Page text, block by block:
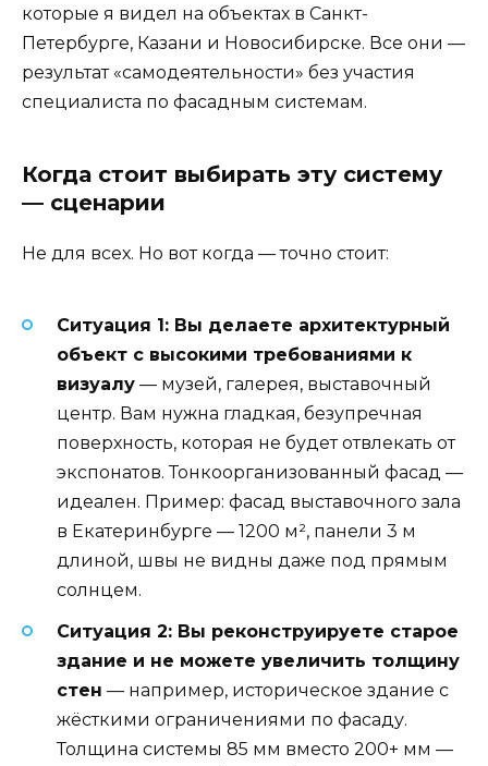
которые я видел на объектах в Санкт-
Петербурге, Казани и Новосибирске. Все они —
результат «самодеятельности» без участия
специалиста по фасадным системам.
Когда стоит выбирать эту систему
— сценарии
Не для всех. Но вот когда — точно стоит:
Ситуация 1: Вы делаете архитектурный
объект с высокими требованиями к
визуалу — музей, галерея, выставочный
центр. Вам нужна гладкая, безупречная
поверхность, которая не будет отвлекать от
экспонатов. Тонкоорганизованный фасад —
идеален. Пример: фасад выставочного зала
в Екатеринбурге — 1200 м², панели 3 м
длиной, швы не видны даже под прямым
солнцем.
Ситуация 2: Вы реконструируете старое
здание и не можете увеличить толщину
стен — например, историческое здание с
жёсткими ограничениями по фасаду.
Толщина системы 85 мм вместо 200+ мм —